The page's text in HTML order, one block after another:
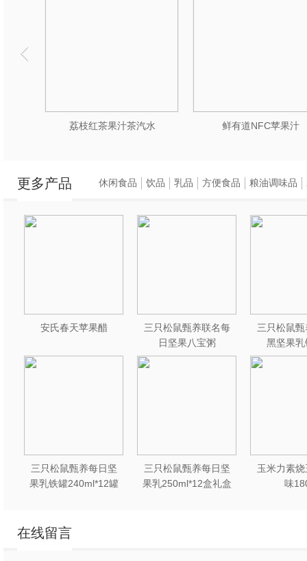
荔枝红茶果汁茶汽水 鲜有道NFC苹果汁
更多产品
安氏春天苹果醋
三只松鼠甄养联名每
日坚果八宝粥
330g*12罐礼盒装
三只松鼠
黑坚果乳
240ml*20
三只松鼠甄养每日坚
果乳铁罐240ml*12罐
三只松鼠甄养每日坚
果乳250ml*12盒礼盒
玉米力素
味
休闲食品 饮品 乳品 方便食品 粮油调味品
在线留言